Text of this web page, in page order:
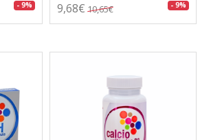
- 9% 9,68€ 10,65€ - 9%